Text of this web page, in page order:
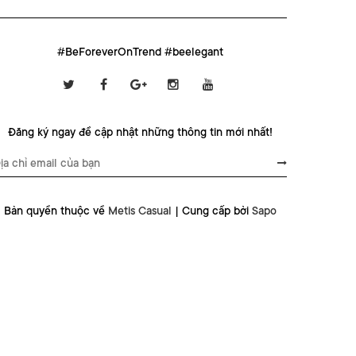
#BeForeverOnTrend #beelegant
Đăng ký ngay để cập nhật những thông tin mới nhất!
Bản quyền thuộc về Metis Casual | Cung cấp bởi Sapo